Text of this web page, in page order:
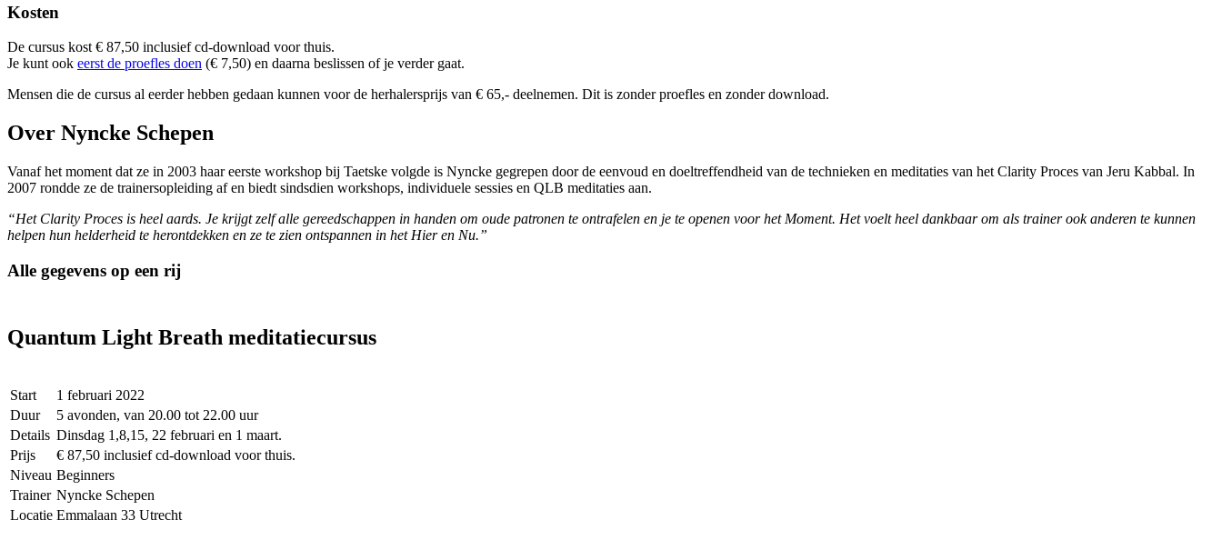
Kosten
De cursus kost € 87,50 inclusief cd-download voor thuis.
Je kunt ook eerst de proefles doen (€ 7,50) en daarna beslissen of je verder gaat.
Mensen die de cursus al eerder hebben gedaan kunnen voor de herhalersprijs van € 65,- deelnemen. Dit is zonder proefles en zonder download.
Over Nyncke Schepen
Vanaf het moment dat ze in 2003 haar eerste workshop bij Taetske volgde is Nyncke gegrepen door de eenvoud en doeltreffendheid van de technieken en meditaties van het Clarity Proces van Jeru Kabbal. In
2007 rondde ze de trainersopleiding af en biedt sindsdien workshops, individuele sessies en QLB meditaties aan.
“Het Clarity Proces is heel aards. Je krijgt zelf alle gereedschappen in handen om oude patronen te ontrafelen en je te openen voor het Moment. Het voelt heel dankbaar om als trainer ook anderen te kunnen
helpen hun helderheid te herontdekken en ze te zien ontspannen in het Hier en Nu.”
Alle gegevens op een rij
Quantum Light Breath meditatiecursus
Start
1 februari 2022
Duur
5 avonden, van 20.00 tot 22.00 uur
Details Dinsdag 1,8,15, 22 februari en 1 maart.
Prijs
€ 87,50 inclusief cd-download voor thuis.
Niveau Beginners
Trainer Nyncke Schepen
Locatie Emmalaan 33 Utrecht